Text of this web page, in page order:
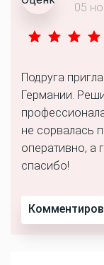
05
Подруга
Германии.
не сорвалась
оперативно, а
спасибо!